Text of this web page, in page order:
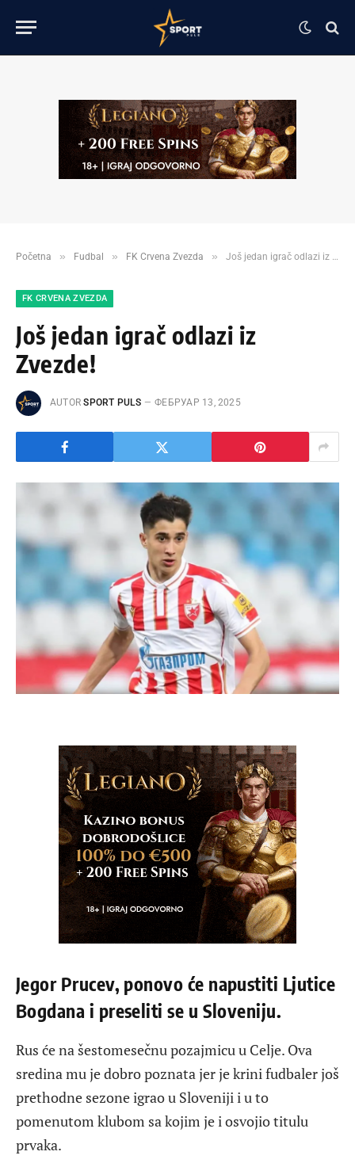
Početna » Fudbal » FK Crvena Zvezda » Još jedan igrač odlazi iz Zvezde!
FK CRVENA ZVEZDA
Još jedan igrač odlazi iz
Zvezde!
AUTOR SPORT PULS ФЕБРУАР 13, 2025
Jegor Prucev, ponovo će napustiti Ljutice
Bogdana i preseliti se u Sloveniju.
Rus će na šestomesečnu pozajmicu u Celje. Ova
sredina mu je dobro poznata jer je krini fudbaler još
prethodne sezone igrao u Sloveniji i u to
pomenutom klubom sa kojim je i osvojio titulu
prvaka.